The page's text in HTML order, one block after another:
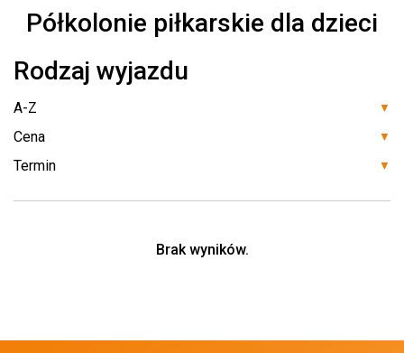
Półkolonie piłkarskie dla dzieci
Rodzaj wyjazdu
▼
▼
▼
Brak wyników.